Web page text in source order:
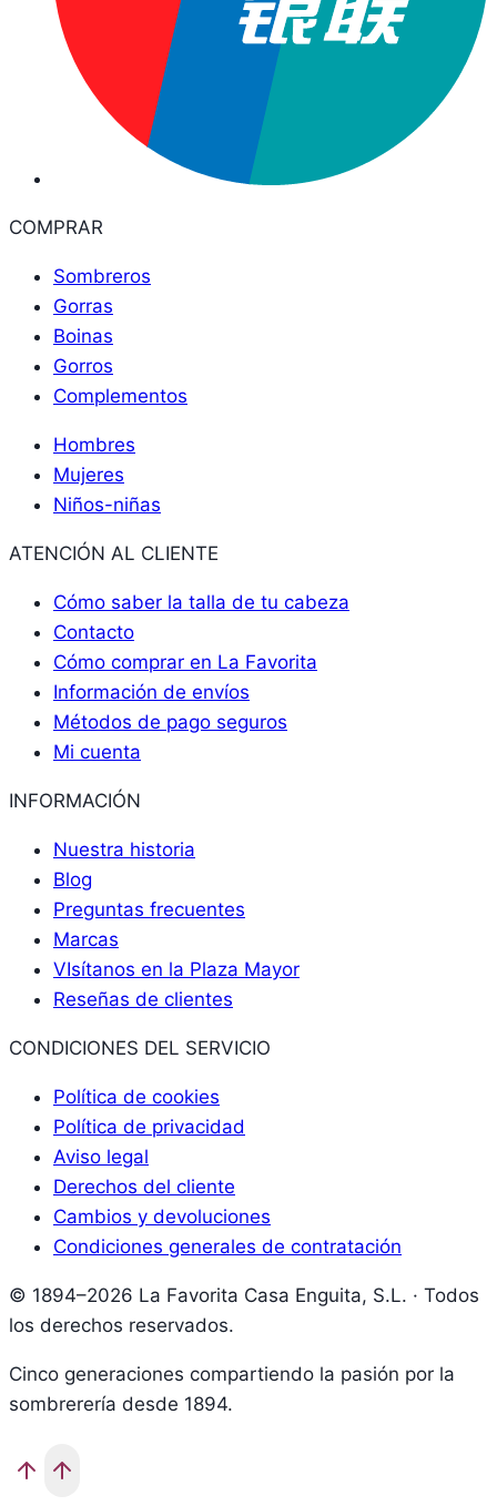
COMPRAR
Sombreros
Gorras
Boinas
Gorros
Complementos
Hombres
Mujeres
Niños-niñas
ATENCIÓN AL CLIENTE
Cómo saber la talla de tu cabeza
Contacto
Cómo comprar en La Favorita
Información de envíos
Métodos de pago seguros
Mi cuenta
INFORMACIÓN
Nuestra historia
Blog
Preguntas frecuentes
Marcas
VIsítanos en la Plaza Mayor
Reseñas de clientes
CONDICIONES DEL SERVICIO
Política de cookies
Política de privacidad
Aviso legal
Derechos del cliente
Cambios y devoluciones
Condiciones generales de contratación
© 1894–2026 La Favorita Casa Enguita, S.L. · Todos
los derechos reservados.
Cinco generaciones compartiendo la pasión por la
sombrerería desde 1894.